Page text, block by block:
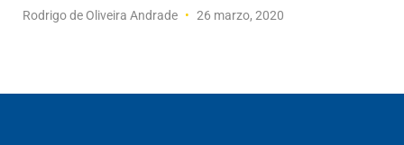
Rodrigo de Oliveira Andrade 26 marzo, 2020